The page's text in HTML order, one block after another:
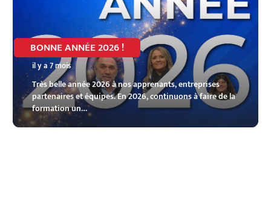
BONNE ANNÉE 2026 !
il y a 7 mois
Très belle année 2026 à nos apprenants, entreprises
partenaires et équipes. En 2026, continuons à faire de la
formation un…